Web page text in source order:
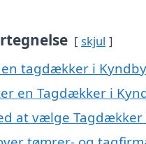
skjul
tagdækker i
en Tagdækker i
at vælge Tagdækker